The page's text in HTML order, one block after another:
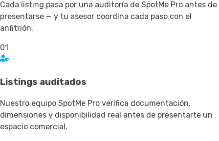
Cada listing pasa por una auditoría de SpotMe Pro antes de
presentarse — y tu asesor coordina cada paso con el
anfitrión.
01
Listings auditados
Nuestro equipo SpotMe Pro verifica documentación,
dimensiones y disponibilidad real antes de presentarte un
espacio comercial.